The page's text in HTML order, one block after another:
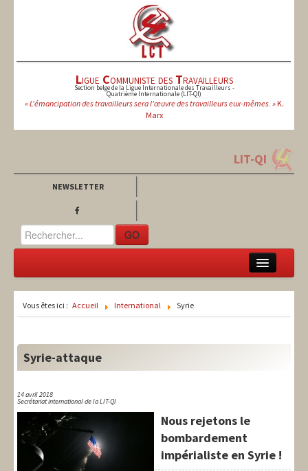
Ligue Communiste des Travailleurs
Section belge de la Ligue Internationale des Travailleurs -
Quatrième Internationale (LIT-QI)
« L'émancipation des travailleurs sera l'œuvre des travailleurs eux-mêmes. »K.
Marx
LIT-QI
NEWSLETTER
GO
Europe
International
Syndical
Vous êtes ici : Accueil International Syrie
Syrie-attaque
14 avril 2018
Secrétariat international de la LIT-QI
Nous rejetons le
bombardement
impérialiste en Syrie !